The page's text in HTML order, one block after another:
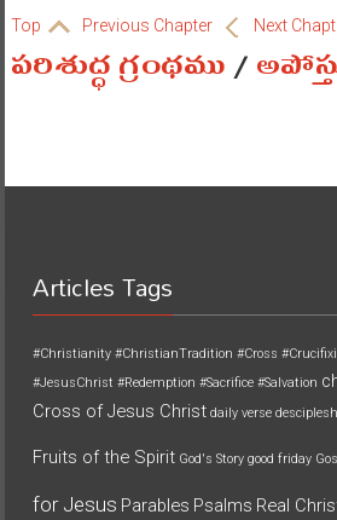
Top Previous Chapter Next
పరిశుద్ధ గ్రంథము/
Articles Tags
#Christianity #ChristianTradition #Cross
#JesusChrist #Redemption #Sacrifice #Salvation
Cross of Jesus Christ daily verse
Fruits of the Spirit God's Story good friday
for Jesus Parables Psalms Real